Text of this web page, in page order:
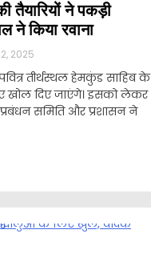
तैयारियों ने पकड़ी
ने किया रवाना
2025
तीर्थस्थल हेमकुंड साहिब के
खोल दिए जाएंगे। इसको लेकर
प्रबंधन समिति और प्रशासन ने